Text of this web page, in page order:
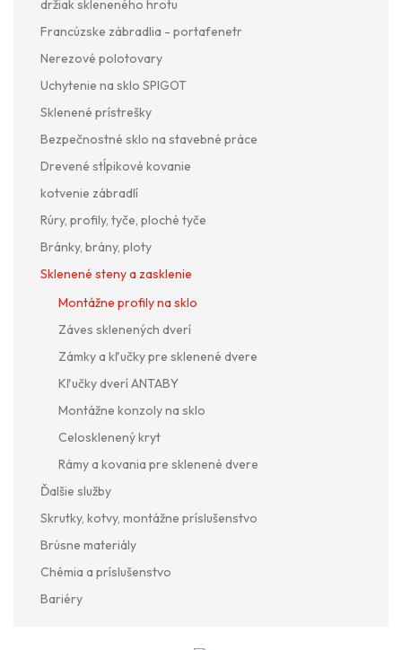
držiak skleneného hrotu
Francúzske zábradlia - portafenetr
Nerezové polotovary
Uchytenie na sklo SPIGOT
Sklenené prístrešky
Bezpečnostné sklo na stavebné práce
Drevené stĺpikové kovanie
kotvenie zábradlí
Rúry, profily, tyče, ploché tyče
Bránky, brány, ploty
Sklenené steny a zasklenie
Montážne profily na sklo
Záves sklenených dverí
Zámky a kľučky pre sklenené dvere
Kľučky dverí ANTABY
Montážne konzoly na sklo
Celosklenený kryt
Rámy a kovania pre sklenené dvere
Ďalšie služby
Skrutky, kotvy, montážne príslušenstvo
Brúsne materiály
Chémia a príslušenstvo
Bariéry